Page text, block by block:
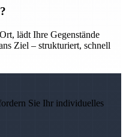
lädt Ihre Gegenstände
Ziel – strukturiert, schnell
Sie Ihr individuelles